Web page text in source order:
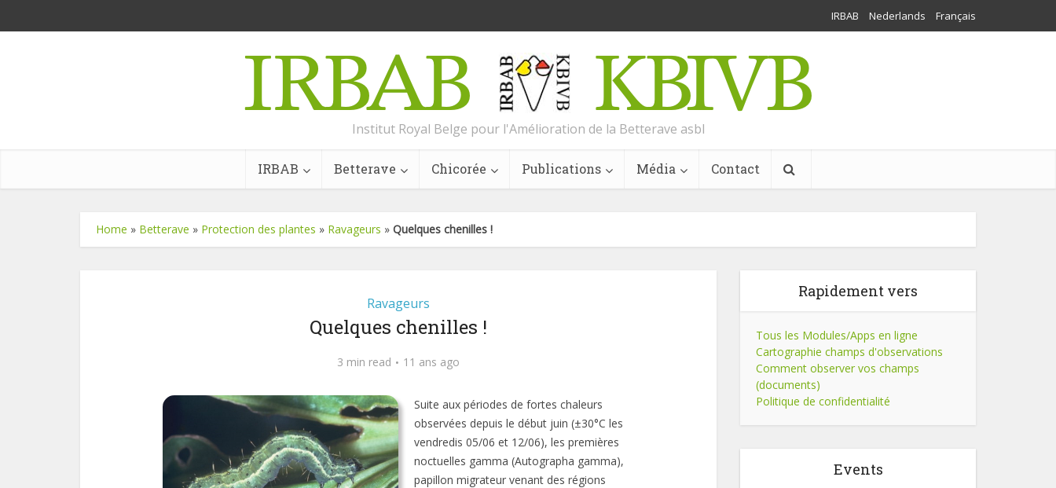
IRBAB Nederlands Français
Institut Royal Belge pour l'Amélioration de la Betterave asbl
IRBAB Betterave Chicorée Publications Média Contact
Home » Betterave » Protection des plantes » Ravageurs » Quelques chenilles !
Ravageurs
Quelques chenilles !
3 min read 11 ans ago
Suite aux périodes de fortes chaleurs
observées depuis le début juin (±30°C les
vendredis 05/06 et 12/06), les premières
noctuelles gamma (Autographa gamma),
papillon migrateur venant des régions
Rapidement vers
Tous les Modules/Apps en ligne
Cartographie champs d'observations
Comment observer vos champs
(documents)
Politique de confidentialité
Events